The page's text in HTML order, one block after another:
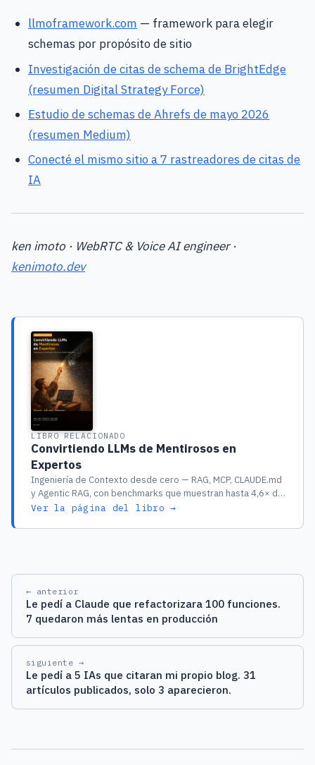
llmoframework.com — framework para elegir
schemas por propósito de sitio
Investigación de citas de schema de BrightEdge
(resumen Digital Strategy Force)
Estudio de schemas de Ahrefs de mayo 2026
(resumen Medium)
Conecté el mismo sitio a 7 rastreadores de citas de
IA
ken imoto · WebRTC & Voice AI engineer ·
kenimoto.dev
LIBRO RELACIONADO
Convirtiendo LLMs de Mentirosos en
Expertos
Ingeniería de Contexto desde cero — RAG, MCP, CLAUDE.md
y Agentic RAG, con benchmarks que muestran hasta 4,6× de
mejora
Ver la página del libro →
← anterior
Le pedí a Claude que refactorizara 100 funciones.
7 quedaron más lentas en producción
siguiente →
Le pedí a 5 IAs que citaran mi propio blog. 31
artículos publicados, solo 3 aparecieron.